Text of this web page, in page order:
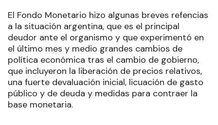
El Fondo Monetario hizo algunas breves refencias
a la situación argentina, que es el principal
deudor ante el organismo y que experimentó en
el último mes y medio grandes cambios de
política económica tras el cambio de gobierno,
que incluyeron la liberación de precios relativos,
una fuerte devaluación inicial, licuación de gasto
público y de deuda y medidas para contraer la
base monetaria.